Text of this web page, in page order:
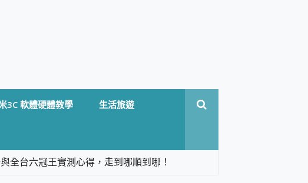
3C 軟體硬體教學 生活旅遊
全台六冠王實測心得，走到哪順到哪！